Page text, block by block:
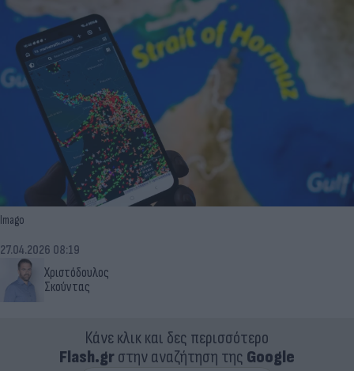
Imago
Χριστόδουλος
Σκούντας
27.04.2026 08:19
Κάνε κλικ και δες περισσότερο
Flash.grστην αναζήτηση της Google